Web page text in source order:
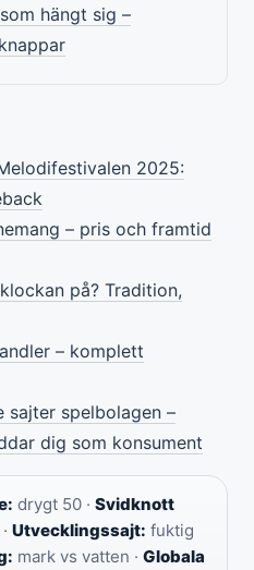
hängt sig –
2025:
– pris och framtid
på? Tradition,
– komplett
sajter spelbolagen –
dig som konsument
drygt 50 · Svidknott
Utvecklingssajt: fuktig
mark vs vatten · Globala